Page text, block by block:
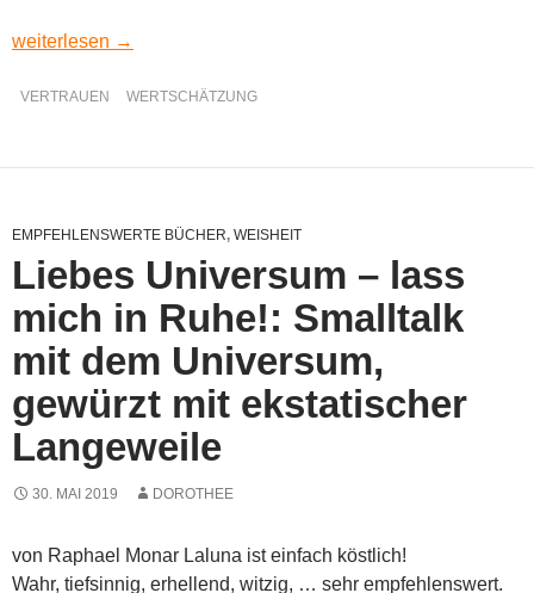
Bitte
weiterlesen →
VERTRAUEN WERTSCHÄTZUNG
EMPFEHLENSWERTE BÜCHER, WEISHEIT
Liebes Universum – lass
mich in Ruhe!: Smalltalk
mit dem Universum,
gewürzt mit ekstatischer
Langeweile
30. MAI 2019 DOROTHEE
von Raphael Monar Laluna ist einfach köstlich!
Wahr, tiefsinnig, erhellend, witzig, … sehr empfehlenswert.